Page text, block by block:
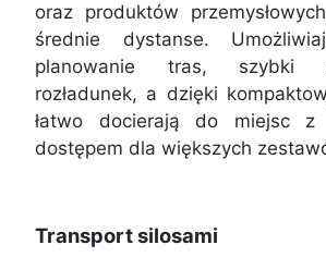
oraz produktów
średnie dystanse.
planowanie tras, szybki
rozładunek, a dzięki
łatwo docierają do miejsc z
dostępem dla większych
Transport silosami